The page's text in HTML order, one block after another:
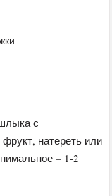
с
натереть или
– 1-2